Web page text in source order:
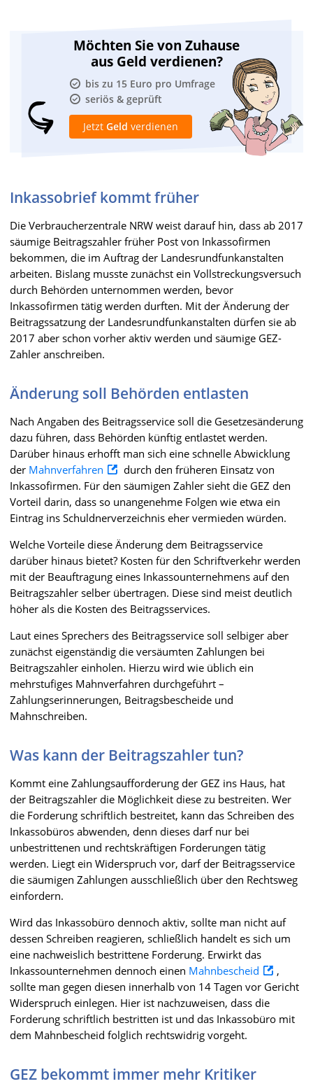
Möchten Sie von Zuhause
aus Geld verdienen?
bis zu 15 Euro pro Umfrage
seriös & geprüft
Jetzt Geld verdienen
Inkassobrief kommt früher
Die Verbraucherzentrale NRW weist darauf hin, dass ab 2017
säumige Beitragszahler früher Post von Inkassofirmen
bekommen, die im Auftrag der Landesrundfunkanstalten
arbeiten. Bislang musste zunächst ein Vollstreckungsversuch
durch Behörden unternommen werden, bevor
Inkassofirmen tätig werden durften. Mit der Änderung der
Beitragssatzung der Landesrundfunkanstalten dürfen sie ab
2017 aber schon vorher aktiv werden und säumige GEZ-
Zahler anschreiben.
Änderung soll Behörden entlasten
Nach Angaben des Beitragsservice soll die Gesetzesänderung
dazu führen, dass Behörden künftig entlastet werden.
Darüber hinaus erhofft man sich eine schnelle Abwicklung
der Mahnverfahren
durch den früheren Einsatz von
Inkassofirmen. Für den säumigen Zahler sieht die GEZ den
Vorteil darin, dass so unangenehme Folgen wie etwa ein
Eintrag ins Schuldnerverzeichnis eher vermieden würden.
Welche Vorteile diese Änderung dem Beitragsservice
darüber hinaus bietet? Kosten für den Schriftverkehr werden
mit der Beauftragung eines Inkassounternehmens auf den
Beitragszahler selber übertragen. Diese sind meist deutlich
höher als die Kosten des Beitragsservices.
Laut eines Sprechers des Beitragsservice soll selbiger aber
zunächst eigenständig die versäumten Zahlungen bei
Beitragszahler einholen. Hierzu wird wie üblich ein
mehrstufiges Mahnverfahren durchgeführt –
Zahlungserinnerungen, Beitragsbescheide und
Mahnschreiben.
Was kann der Beitragszahler tun?
Kommt eine Zahlungsaufforderung der GEZ ins Haus, hat
der Beitragszahler die Möglichkeit diese zu bestreiten. Wer
die Forderung schriftlich bestreitet, kann das Schreiben des
Inkassobüros abwenden, denn dieses darf nur bei
unbestrittenen und rechtskräftigen Forderungen tätig
werden. Liegt ein Widerspruch vor, darf der Beitragsservice
die säumigen Zahlungen ausschließlich über den Rechtsweg
einfordern.
Wird das Inkassobüro dennoch aktiv, sollte man nicht auf
dessen Schreiben reagieren, schließlich handelt es sich um
eine nachweislich bestrittene Forderung. Erwirkt das
Inkassounternehmen dennoch einen Mahnbescheid
,
sollte man gegen diesen innerhalb von 14 Tagen vor Gericht
Widerspruch einlegen. Hier ist nachzuweisen, dass die
Forderung schriftlich bestritten ist und das Inkassobüro mit
dem Mahnbescheid folglich rechtswidrig vorgeht.
GEZ bekommt immer mehr Kritiker